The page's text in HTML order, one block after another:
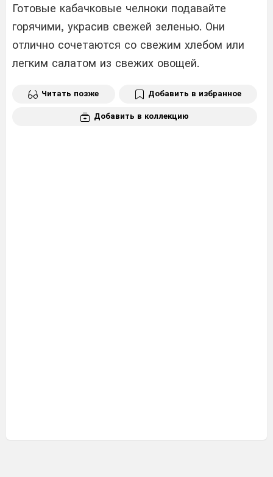
Готовые кабачковые челноки подавайте
горячими, украсив свежей зеленью. Они
отлично сочетаются со свежим хлебом или
легким салатом из свежих овощей.
Читать позже Добавить в избранное
Добавить в коллекцию